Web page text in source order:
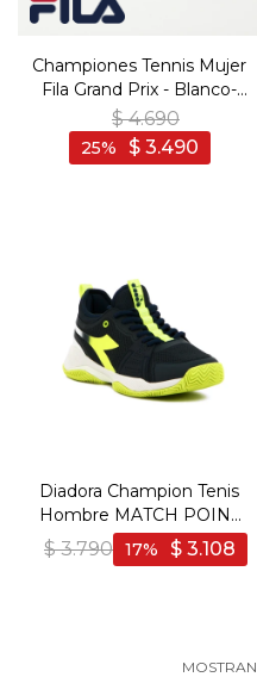
Championes Tennis Mujer
Fila Grand Prix - Blanco-
Azul
$ 4.690
$ 3.490
25
Diadora Champion Tenis
Hombre MATCH POINT
NAVY-WHITE - Marino-
Blanco
$ 3.790 $ 3.108
17